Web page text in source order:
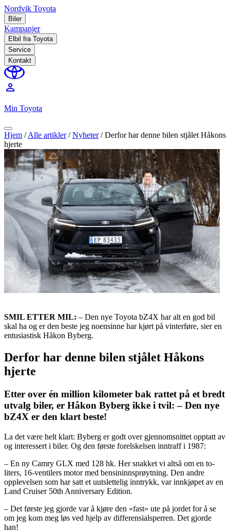
Nordvik Toyota
Biler
Kampanjer
Elbil fra Toyota
Service
Kontakt
perm_identity
Min Toyota
Hjem /Alle artikler /Nyheter /Derfor har denne bilen stjålet Håkons
hjerte
SMIL ETTER MIL: – Den nye Toyota bZ4X har alt en god bil
skal ha og er den beste jeg noensinne har kjørt på vinterføre, sier en
entusiastisk Håkon Byberg.
Derfor har denne bilen stjålet Håkons
hjerte
Etter over én million kilometer bak rattet på et bredt
utvalg biler, er Håkon Byberg ikke i tvil: – Den nye
bZ4X er den klart beste!
La det være helt klart: Byberg er godt over gjennomsnittet opptatt av
og interessert i biler. Og den første forelskelsen inntraff i 1987:
– En ny Camry GLX med 128 hk. Her snakket vi altså om en to-
liters, 16-ventilers motor med bensininnsprøytning. Den andre
opplevelsen som har satt et uutslettelig inntrykk, var innkjøpet av en
Land Cruiser 50th Anniversary Edition.
– Det første jeg gjorde var å kjøre den «fast» ute på jordet for å se
om jeg kom meg løs ved hjelp av differensialsperren. Det gjorde
han!